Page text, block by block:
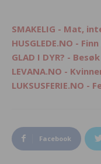
SMAKELIG - Mat,
HUSGLEDE.NO -
GLAD I DYR? -
LEVANA.NO -
LUKSUSFERIE.NO
Facebook